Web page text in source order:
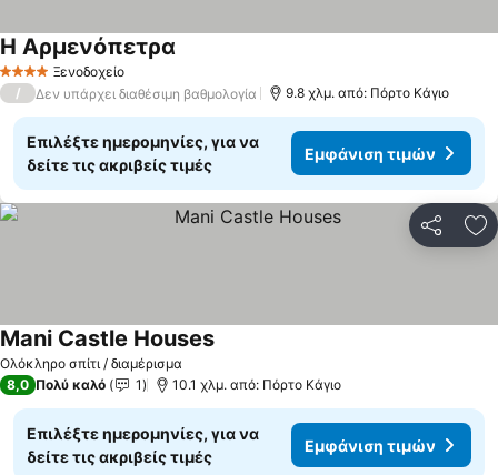
4 ΑστέριαΞενοδοχείο
Η Αρμενόπετρα
/ Δεν υπάρχει διαθέσιμη βαθμολογία 9.8 χλμ. από: Πόρτο Κάγιο
Επιλέξτε ημερομηνίες, για να
δείτε τις ακριβείς τιμές
Εμφάνιση τιμών
Ολόκληρο σπίτι / διαμέρισμα
Mani Castle Houses
8,0 Πολύ καλό 1 10.1 χλμ. από: Πόρτο Κάγιο
Επιλέξτε ημερομηνίες, για να
δείτε τις ακριβείς τιμές
Εμφάνιση τιμών